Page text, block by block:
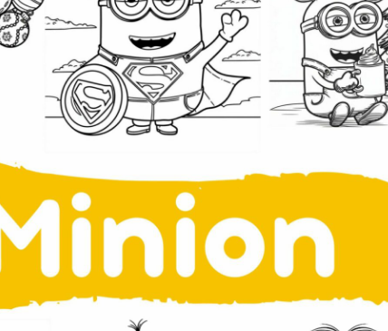
Dieren